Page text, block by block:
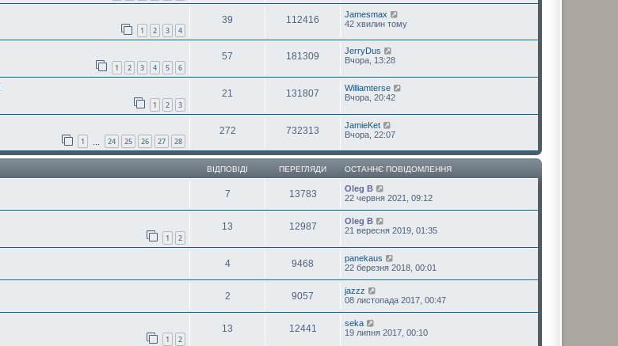
1 2 3 4
39 112416
Jamesmax
42 хвилин тому
1 2 3 4 5 6
57 181309
JerryDus
Вчора, 13:28
1 2 3
21 131807
Williamterse
Вчора, 20:42
1 24 25 26 27 28
272 732313
JamieKet
Вчора, 22:07
ВІДПОВІДІ ПЕРЕГЛЯДИ ОСТАННЄ ПОВІДОМЛЕННЯ
7 13783
Oleg B
22 червня 2021, 09:12
1 2
13 12987
Oleg B
21 вересня 2019, 01:35
4 9468
panekaus
22 березня 2018, 00:01
2 9057
jazzz
08 листопада 2017, 00:47
1 2
13 12441
seka
19 липня 2017, 00:10